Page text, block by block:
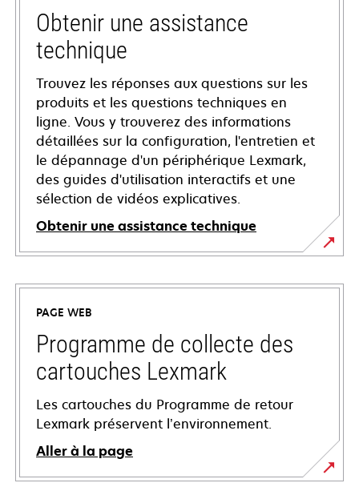
Obtenir une assistance
technique
Trouvez les réponses aux questions sur les
produits et les questions techniques en
ligne. Vous y trouverez des informations
détaillées sur la configuration, l'entretien et
le dépannage d'un périphérique Lexmark,
des guides d'utilisation interactifs et une
sélection de vidéos explicatives.
Obtenir une assistance technique
s’ouvre
dans
nouvel
onglet
PAGE WEB
Programme de collecte des
cartouches Lexmark
Les cartouches du Programme de retour
Lexmark préservent l’environnement.
Aller à la page